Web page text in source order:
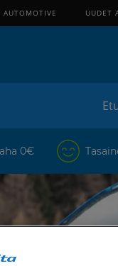
AUTOMOTIVE UUDET
0€